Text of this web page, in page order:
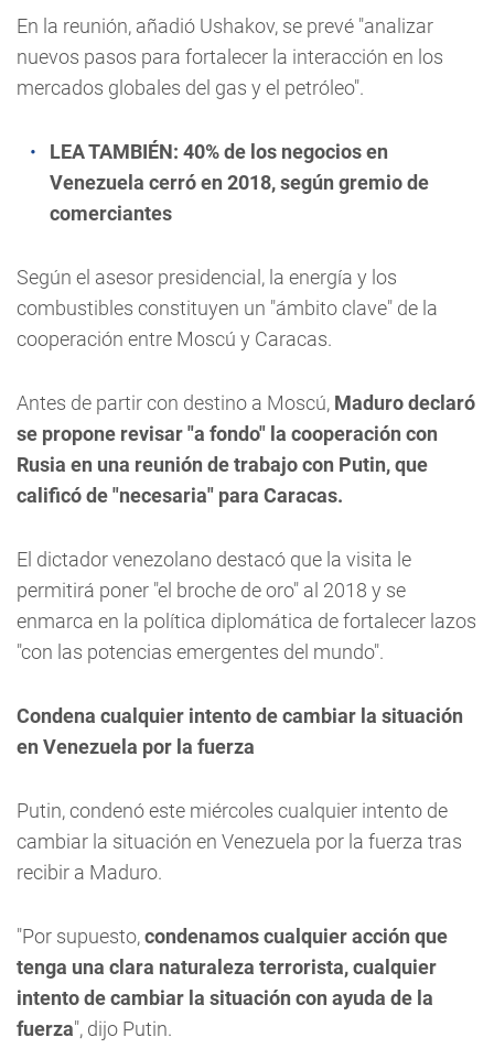
En la reunión, añadió Ushakov, se prevé "analizar
nuevos pasos para fortalecer la interacción en los
mercados globales del gas y el petróleo".
LEA TAMBIÉN: 40% de los negocios en
Venezuela cerró en 2018, según gremio de
comerciantes
Según el asesor presidencial, la energía y los
combustibles constituyen un "ámbito clave" de la
cooperación entre Moscú y Caracas.
Antes de partir con destino a Moscú, Maduro declaró
se propone revisar "a fondo" la cooperación con
Rusia en una reunión de trabajo con Putin, que
calificó de "necesaria" para Caracas.
El dictador venezolano destacó que la visita le
permitirá poner "el broche de oro" al 2018 y se
enmarca en la política diplomática de fortalecer lazos
"con las potencias emergentes del mundo".
Condena cualquier intento de cambiar la situación
en Venezuela por la fuerza
Putin, condenó este miércoles cualquier intento de
cambiar la situación en Venezuela por la fuerza tras
recibir a Maduro.
"Por supuesto,condenamos cualquier acción que
tenga una clara naturaleza terrorista, cualquier
intento de cambiar la situación con ayuda de la
fuerza", dijo Putin.